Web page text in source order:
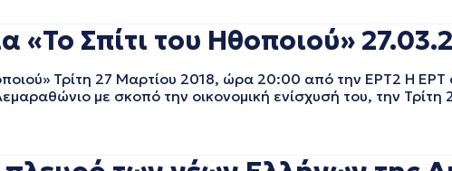
«Το Σπίτι του Ηθοποιού»
Τρίτη 27 Μαρτίου 2018, ώρα 20:00 από την ΕΡΤ2 Η ΕΡΤ
με σκοπό την οικονομική ενίσχυσή του, την Τρίτη